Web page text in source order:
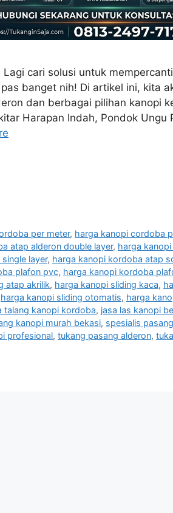
cari solusi untuk
banget nih! Di artikel ini, kita
dan berbagai pilihan kanopi
Harapan Indah, Pondok Ungu
per meter, harga kanopi cordoba
atap alderon double layer, harga
layer, harga kanopi kordoba atap
plafon pvc, harga kanopi kordoba
atap akrilik, harga kanopi sliding kaca,
harga kanopi sliding otomatis, harga
talang kanopi kordoba, jasa las kanopi
kanopi murah bekasi, spesialis
profesional, tukang pasang alderon,